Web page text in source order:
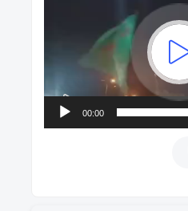
00:00